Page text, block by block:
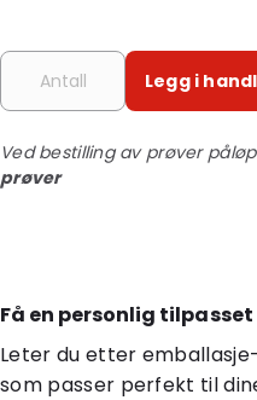
Legg i
Ved bestilling av prøver
prøver
Få en personlig
Leter du etter
som passer perfekt til